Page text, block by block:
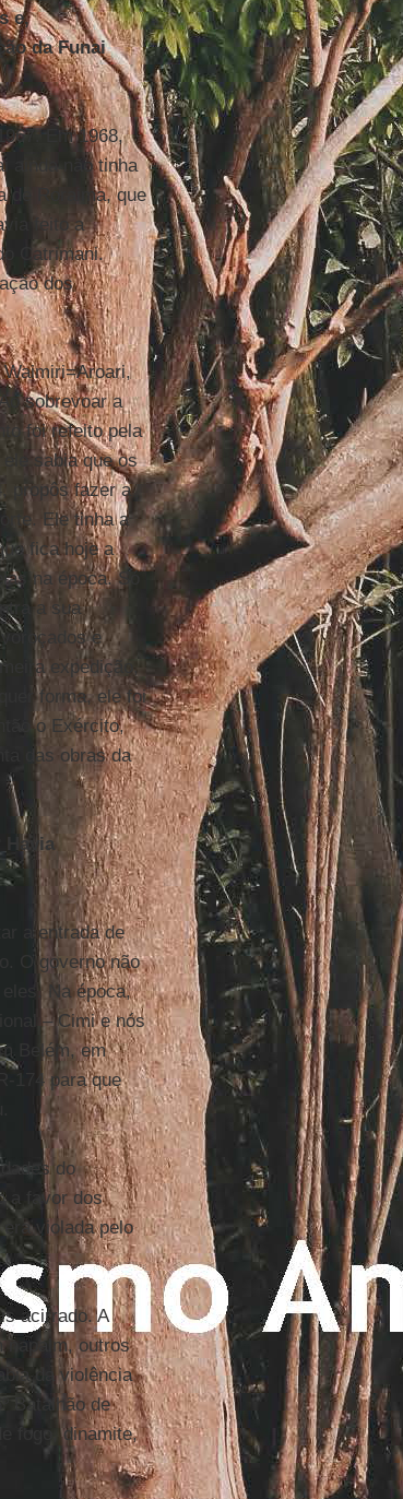
e,
da Funai
Em 1968,
ainda não tinha
de Roraima, que
feito a
Catrimani.
dos
sobrevoar a
foi refeito pela
sabia que os
propôs fazer a
Ele tinha a
fica hoje a
na época. Só
a sua
e
expedição,
forma, ele foi
o Exército,
das obras da
Havia
a entrada de
O governo não
Na época,
– Cimi e nós
Belém, em
174 para que
do
a favor dos
violada pelo
acirrado. A
napalm, outros
da violência
Batalhão de
fogo, dinamite,